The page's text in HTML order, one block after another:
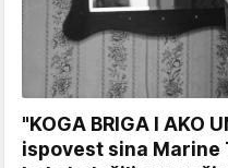
"KOGA BRIGA I AKO
ispovest sina Marine